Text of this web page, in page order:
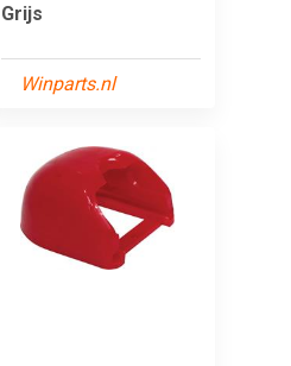
Grijs
Winparts.nl